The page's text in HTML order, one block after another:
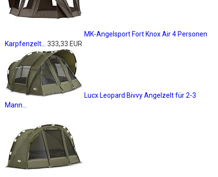
MK-Angelsport Fort Knox Air 4 Personen
Karpfenzelt...
333,33 EUR
Lucx Leopard Bivvy Angelzelt für 2-3
Mann...